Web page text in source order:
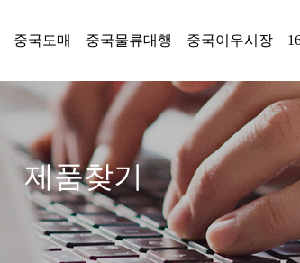
중국도매 중국물류대행 중국이우시장
제품찾기